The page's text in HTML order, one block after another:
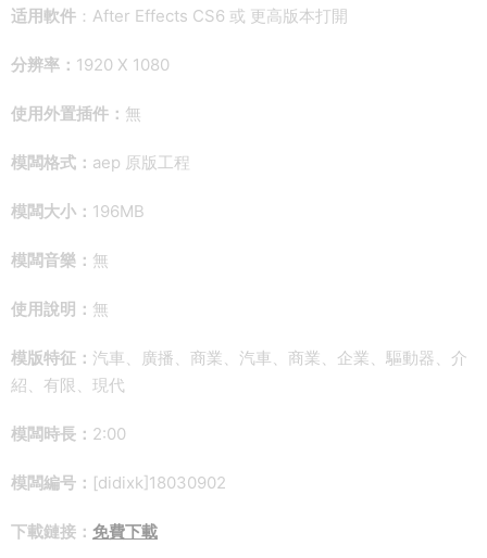
适用軟件 ：After Effects CS6 或 更高版本打開
分辨率： 1920 X 1080
使用外置插件： 無
模闆格式： aep 原版工程
模闆大小： 196MB
模闆音樂： 無
使用說明： 無
模版特征： 汽車、廣播、商業、汽車、商業、企業、驅動器、介
紹、有限、現代
模闆時長： 2:00
模闆編号： [didixk]18030902
下載鏈接： 免費下載